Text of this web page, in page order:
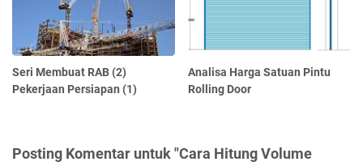
Seri Membuat RAB (2)
Pekerjaan Persiapan (1)
Analisa Harga Satuan Pintu
Rolling Door
Posting Komentar untuk "Cara Hitung Volume